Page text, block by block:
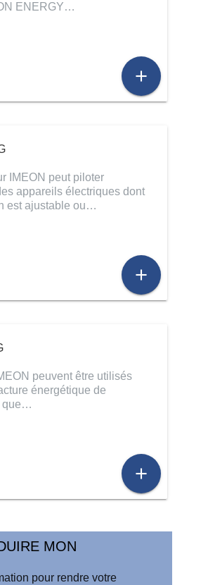
ENERGY…
add
IMEON peut piloter
appareils électriques dont
est ajustable ou…
add
peuvent être utilisés
énergétique de
que…
add
MON
pour rendre votre